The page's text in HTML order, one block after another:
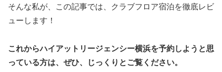
そんな私が、この記事では、クラブフロア宿泊を徹底レビ
ューします！
これからハイアットリージェンシー横浜を予約しようと思
っている方は、ぜひ、じっくりとご覧ください。